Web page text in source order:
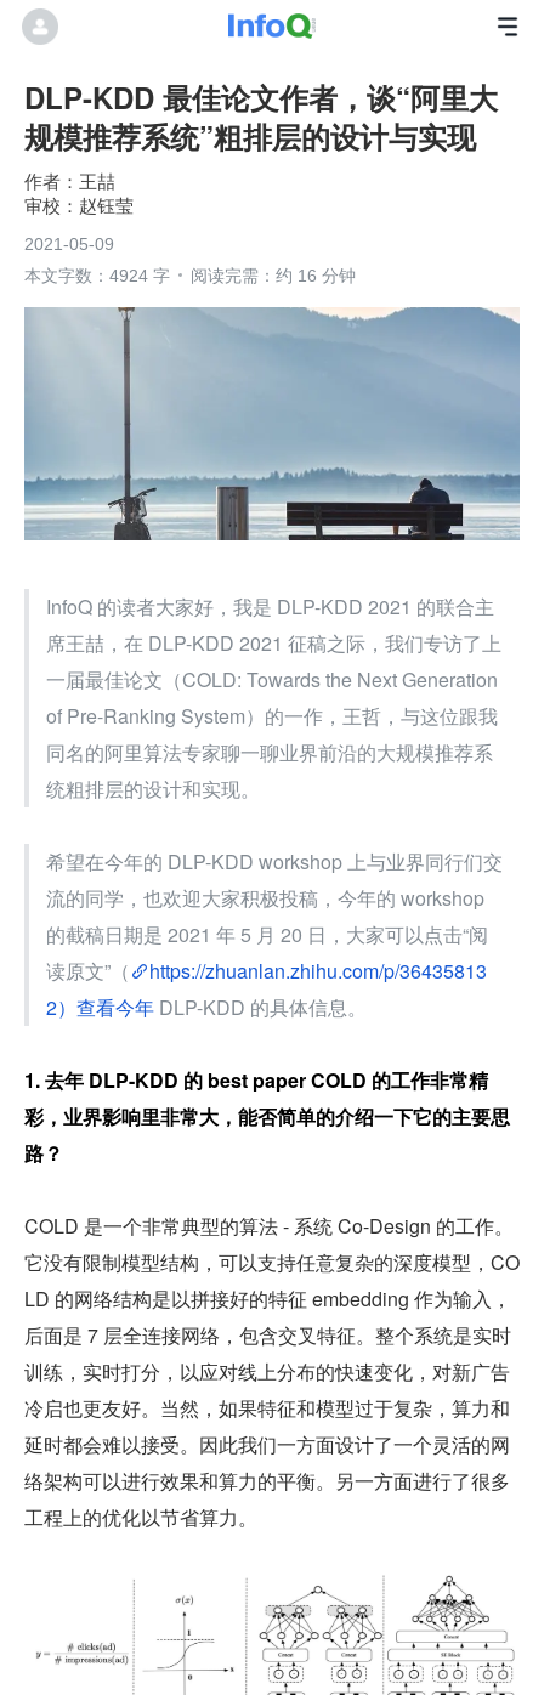
DLP-KDD 最佳论文作者，谈“阿里大
规模推荐系统”粗排层的设计与实现
王喆
赵钰莹
2021-05-09
本文字数：4924 字
阅读完需：约 16 分钟
InfoQ 的读者大家好，我是 DLP-KDD 2021 的联合主
席王喆，在 DLP-KDD 2021 征稿之际，我们专访了上
一届最佳论文（COLD: Towards the Next Generation
of Pre-Ranking System）的一作，王哲，与这位跟我
同名的阿里算法专家聊一聊业界前沿的大规模推荐系
统粗排层的设计和实现。
希望在今年的 DLP-KDD workshop 上与业界同行们交
流的同学，也欢迎大家积极投稿，今年的 workshop
的截稿日期是 2021 年 5 月 20 日，大家可以点击“阅
读原文”（
https://zhuanlan.zhihu.com/p/36435813
2）查看今年 DLP-KDD 的具体信息。
1. 去年 DLP-KDD 的 best paper COLD 的工作非常精
彩，业界影响里非常大，能否简单的介绍一下它的主要思
路？
COLD 是一个非常典型的算法 - 系统 Co-Design 的工作。
它没有限制模型结构，可以支持任意复杂的深度模型，CO
LD 的网络结构是以拼接好的特征 embedding 作为输入，
后面是 7 层全连接网络，包含交叉特征。整个系统是实时
训练，实时打分，以应对线上分布的快速变化，对新广告
冷启也更友好。当然，如果特征和模型过于复杂，算力和
延时都会难以接受。因此我们一方面设计了一个灵活的网
络架构可以进行效果和算力的平衡。另一方面进行了很多
工程上的优化以节省算力。